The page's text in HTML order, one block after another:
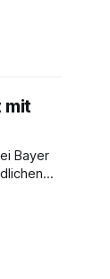
mit
Bayer